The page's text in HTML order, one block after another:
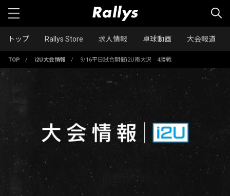
トップ Rallys Store 求人情報 卓球動画 大会報道
TOP / i2U大会情報 / 9/16平日試合開催i2U南大沢 4勝戦